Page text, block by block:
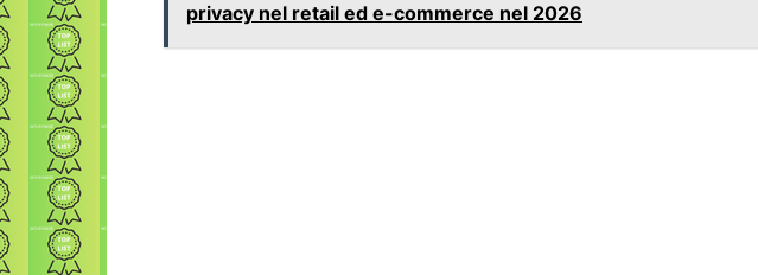
privacy nel retail ed e-commerce nel 2026